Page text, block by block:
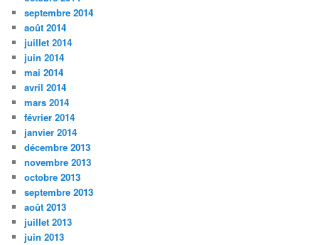
septembre 2014
août 2014
juillet 2014
juin 2014
mai 2014
avril 2014
mars 2014
février 2014
janvier 2014
décembre 2013
novembre 2013
octobre 2013
septembre 2013
août 2013
juillet 2013
juin 2013